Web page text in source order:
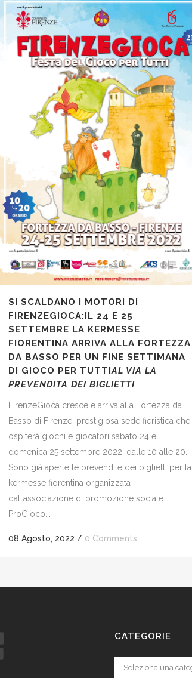
SI SCALDANO I MOTORI DI
FIRENZEGIOCA:IL 24 E 25
SETTEMBRE LA KERMESSE
FIORENTINA ARRIVA ALLA FORTEZZA
DA BASSO PER UN FINE SETTIMANA
DI GIOCO PER TUTTIAL VIA LA
PREVENDITA DEI BIGLIETTI
FirenzeGioca cresce e arriva alla Fortezza da
Basso di Firenze, prestigiosa sede fieristica che
ospiterà giochi e giocatori sabato 24 e
domenica 25 settembre 2022, dalle 10 alle 20.
Sono già aperte le prevendite dei biglietti per la
kermesse fiorentina organizzata
dall’associazione di promozione sociale
ProGioco...
08 Agosto, 2022 / 0 Comments
CATEGORIE
Categorie